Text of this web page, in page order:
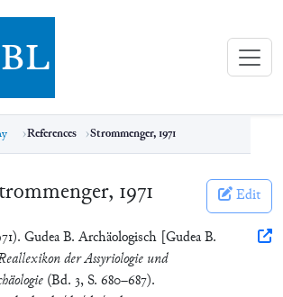
Library (eBL)
bl
References Strommenger, 1971
1971 Edit
Gudea B. Archäologisch [Gudea B.
der Assyriologie und
(Bd. 3, S. 680–687).